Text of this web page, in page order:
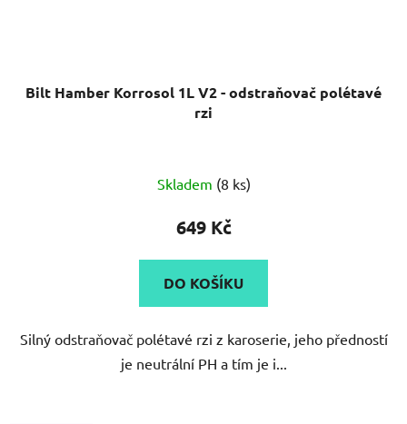
Bilt Hamber Korrosol 1L V2 - odstraňovač polétavé
rzi
hodnocení
produktu
5,0
z
hvězdiček.
Skladem (8 ks)
649 Kč
DO KOŠÍKU
Silný odstraňovač polétavé rzi z karoserie, jeho předností
je neutrální PH a tím je i...